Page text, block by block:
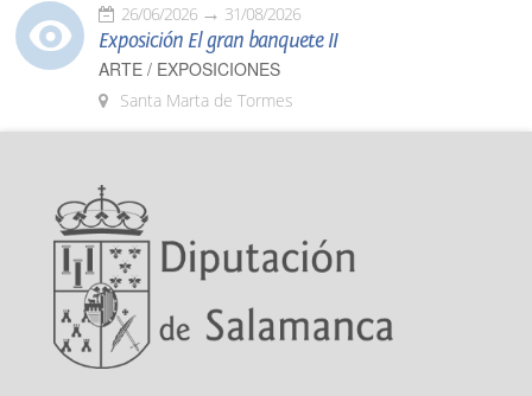
26/06/2026 31/08/2026
Exposición El gran banquete II
ARTE / EXPOSICIONES
Santa Marta de Tormes